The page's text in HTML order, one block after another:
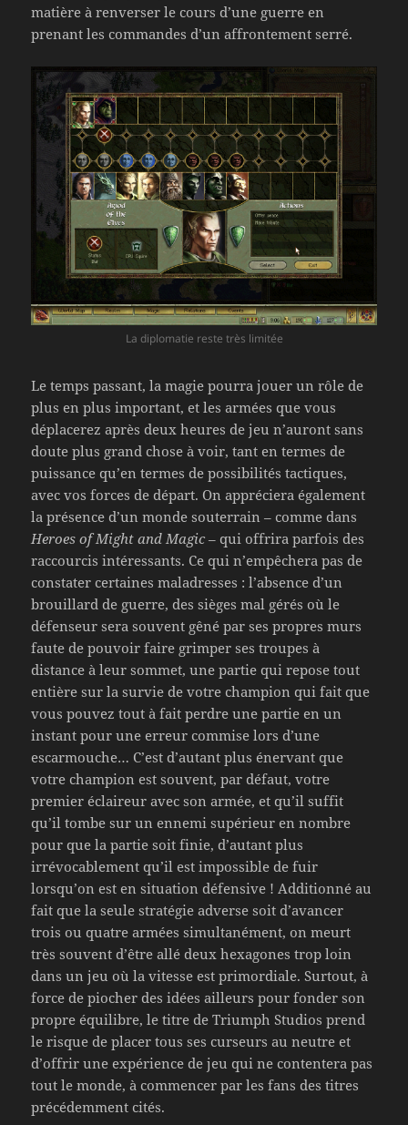
matière à renverser le cours d’une guerre en
prenant les commandes d’un affrontement serré.
La diplomatie reste très limitée
Le temps passant, la magie pourra jouer un rôle de
plus en plus important, et les armées que vous
déplacerez après deux heures de jeu n’auront sans
doute plus grand chose à voir, tant en termes de
puissance qu’en termes de possibilités tactiques,
avec vos forces de départ. On appréciera également
la présence d’un monde souterrain – comme dans
Heroes of Might and Magic – qui offrira parfois des
raccourcis intéressants. Ce qui n’empêchera pas de
constater certaines maladresses : l’absence d’un
brouillard de guerre, des sièges mal gérés où le
défenseur sera souvent gêné par ses propres murs
faute de pouvoir faire grimper ses troupes à
distance à leur sommet, une partie qui repose tout
entière sur la survie de votre champion qui fait que
vous pouvez tout à fait perdre une partie en un
instant pour une erreur commise lors d’une
escarmouche… C’est d’autant plus énervant que
votre champion est souvent, par défaut, votre
premier éclaireur avec son armée, et qu’il suffit
qu’il tombe sur un ennemi supérieur en nombre
pour que la partie soit finie, d’autant plus
irrévocablement qu’il est impossible de fuir
lorsqu’on est en situation défensive ! Additionné au
fait que la seule stratégie adverse soit d’avancer
trois ou quatre armées simultanément, on meurt
très souvent d’être allé deux hexagones trop loin
dans un jeu où la vitesse est primordiale. Surtout, à
force de piocher des idées ailleurs pour fonder son
propre équilibre, le titre de Triumph Studios prend
le risque de placer tous ses curseurs au neutre et
d’offrir une expérience de jeu qui ne contentera pas
tout le monde, à commencer par les fans des titres
précédemment cités.